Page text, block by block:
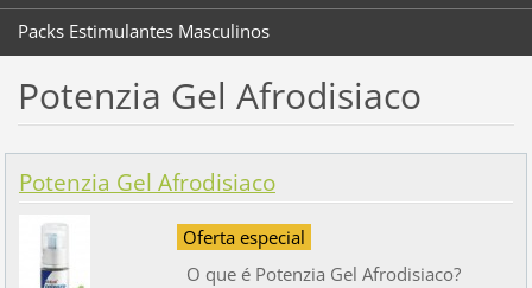
Packs Estimulantes Masculinos
Potenzia Gel Afrodisiaco
Potenzia Gel Afrodisiaco
Oferta especial
O que é Potenzia Gel Afrodisiaco?